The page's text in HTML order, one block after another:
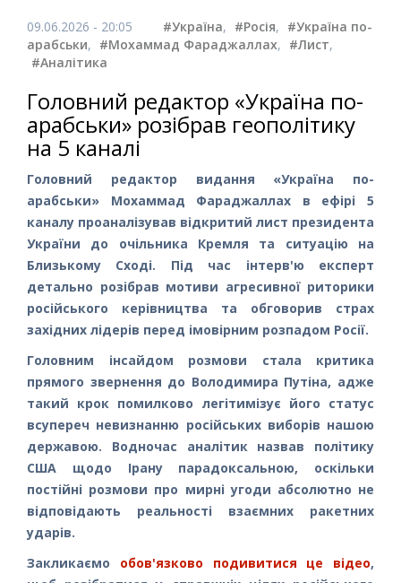
09.06.2026 - 20:05 #Україна, #Росія, #Україна по-
арабськи, #Мохаммад Фараджаллах, #Лист,
#Аналітика
Головний редактор «Україна по-
арабськи» розібрав геополітику
на 5 каналі
Головний редактор видання «Україна по-
арабськи» Мохаммад Фараджаллах в ефірі 5
каналу проаналізував відкритий лист президента
України до очільника Кремля та ситуацію на
Близькому Сході. Під час інтерв'ю експерт
детально розібрав мотиви агресивної риторики
російського керівництва та обговорив страх
західних лідерів перед імовірним розпадом Росії.
Головним інсайдом розмови стала критика
прямого звернення до Володимира Путіна, адже
такий крок помилково легітимізує його статус
всупереч невизнанню російських виборів нашою
державою. Водночас аналітик назвав політику
США щодо Ірану парадоксальною, оскільки
постійні розмови про мирні угоди абсолютно не
відповідають реальності взаємних ракетних
ударів.
Закликаємо обов'язково подивитися це відео,